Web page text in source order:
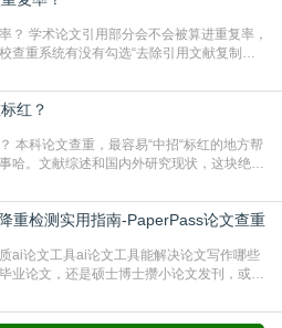
复率，
查重系统有没有勾选“去除引用文献复制
号、与正文一一对应，著录项符合GB/T
、页码齐全，标点用半角）；查重系统识别
红？
帮
哈。文献综述和国内外研究现状，这块绝对
度百科、教材或别人写好的综述段落，系统
意义和方法描述也是不可避免，比如“本文采
据分
重检测实用指南-PaperPass论文查重
ai论文工具ai论文工具能解决论文写作哪些
业论文，还是硕士博士攒小论文发刊，或是
说，还经常改不到点上，交上去才发现重复